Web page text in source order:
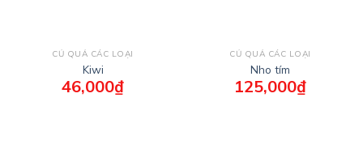
CỦ QUẢ CÁC LOẠI
Kiwi
46,000₫
CỦ QUẢ CÁC LOẠI
Nho tím
125,000₫